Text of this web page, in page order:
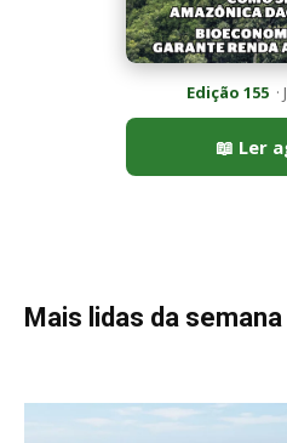
Peixe-lua emerge
permitir que aves marinhas